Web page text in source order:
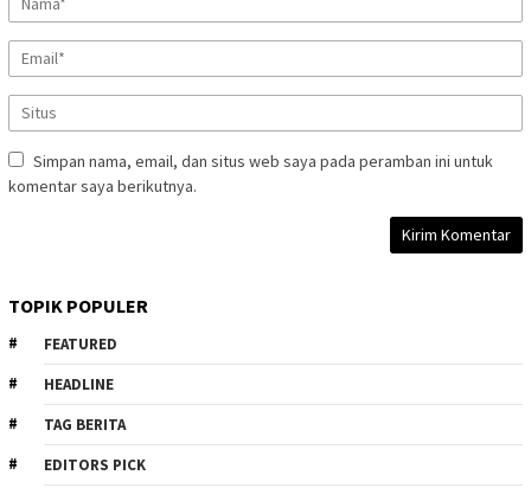
Simpan nama, email, dan situs web saya pada peramban ini untuk
komentar saya berikutnya.
TOPIK POPULER
FEATURED
HEADLINE
TAG BERITA
EDITORS PICK